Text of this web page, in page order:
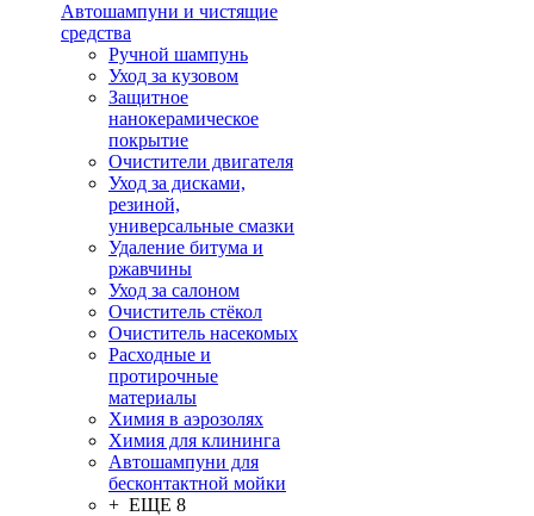
Автошампуни и чистящие
средства
Ручной шампунь
Уход за кузовом
Защитное
нанокерамическое
покрытие
Очистители двигателя
Уход за дисками,
резиной,
универсальные смазки
Удаление битума и
ржавчины
Уход за салоном
Очиститель стёкол
Очиститель насекомых
Расходные и
протирочные
материалы
Химия в аэрозолях
Химия для клининга
Автошампуни для
бесконтактной мойки
+ ЕЩЕ 8